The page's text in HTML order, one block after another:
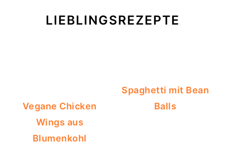
LIEBLINGSREZEPTE
Vegane Chicken
Wings aus
Blumenkohl
Spaghetti mit Bean
Balls